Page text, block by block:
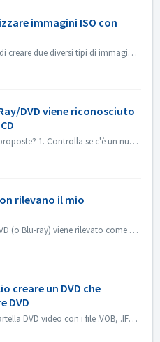
immagini ISO con
Nero Burning ROM consente di creare due diversi tipi di immagini disco. I 'file immagine Nero' (*.nrg) consistono in un formato immagine disco prop...
DVD viene riconosciuto
Potreste provare le seguenti proposte? 1. Controlla se c'è un nuovo driver per il tuo masterizzatore e il firmware. Si prega di aggiornare se c'è. ...
rilevano il mio
Se il vostro masterizzatore DVD (o Blu-ray) viene rilevato come masterizzatore CD, fate riferimento a questo articolo: https://nerosupport.freshdesk.com/en...
creare un DVD che
DVD
Se hai già la struttura della cartella DVD video con i file .VOB, .IFO/.BUP, puoi usare Nero BurningROM per masterizzare DVD. 1. Nuova compilazione. Selezio...